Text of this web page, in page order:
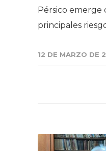
Pérsico emerge
principales
12 DE MARZO DE